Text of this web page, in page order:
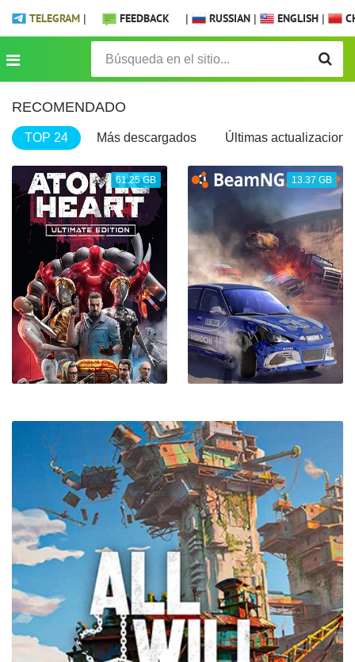
TELEGRAM | FEEDBACK | RUSSIAN | ENGLISH |
RECOMENDADO
TOP 24 Más descargados Últimas
61.25 GB 13.37 GB